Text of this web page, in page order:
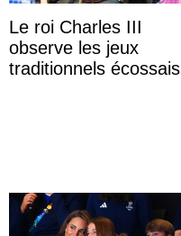
Le roi Charles III
observe les jeux
traditionnels écossais